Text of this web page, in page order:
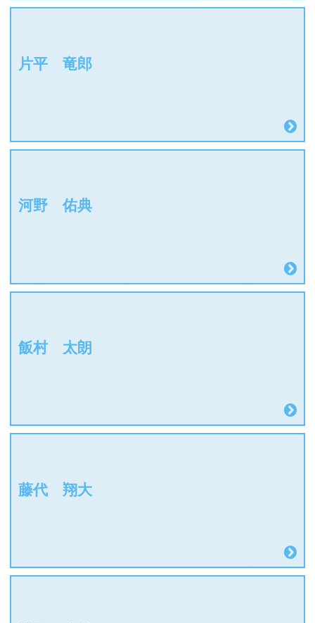
片平 竜郎
河野 佑典
飯村 太朗
藤代 翔大